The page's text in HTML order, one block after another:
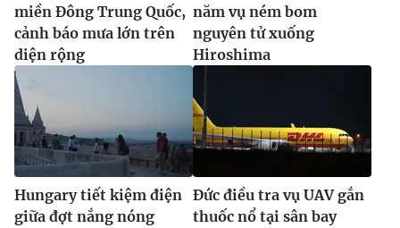
miền Đông Trung Quốc,
cảnh báo mưa lớn trên
diện rộng
năm vụ ném bom
nguyên tử xuống
Hiroshima
Hungary tiết kiệm điện
giữa đợt nắng nóng
Đức điều tra vụ UAV gắn
thuốc nổ tại sân bay